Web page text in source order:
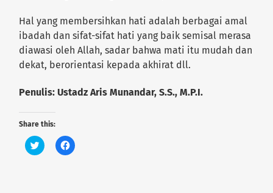
Hal yang membersihkan hati adalah berbagai amal
ibadah dan sifat-sifat hati yang baik semisal merasa
diawasi oleh Allah, sadar bahwa mati itu mudah dan
dekat, berorientasi kepada akhirat dll.
Penulis: Ustadz Aris Munandar, S.S., M.P.I.
Share this:
C
l
C
l